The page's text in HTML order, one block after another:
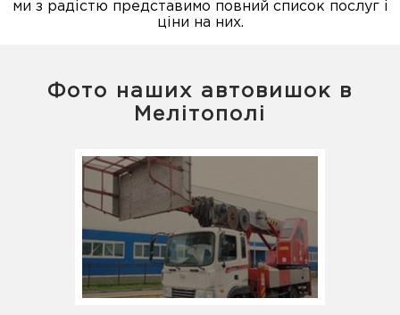
ми з радістю представимо повний список послуг і
ціни на них.
Фото наших автовишок в
Мелітополі